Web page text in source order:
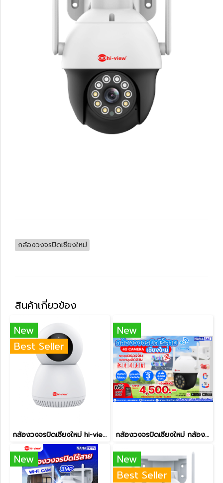
กล้องวงจรปิดเชียงใหม่
สินค้าเกี่ยวข้อง
New
Best Seller
กล้องวงจรปิดเชียงใหม่ hi-view รุ่น HW-33ROBOT30W กล้องวงจรปิดไร้สายเชียงใหม่
New
กล้องวงจรปิดเชียงใหม่ กล้องวงจรปิดไร้สายใส่ซิม ภายนอก พร้อมติดตั้ง
New
New
Best Seller